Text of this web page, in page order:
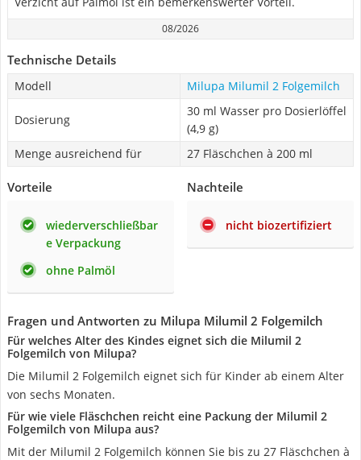
08/2026
Technische Details
Modell Milupa Milumil 2 Folgemilch
Dosierung
30 ml Wasser pro Dosierlöffel
(4,9 g)
Menge ausreichend für
27 Fläschchen à 200 ml
Vorteile
wiederverschließbar
e Verpackung
ohne Palmöl
Nachteile
nicht biozertifiziert
Fragen und Antworten zu Milupa Milumil 2 Folgemilch
Für welches Alter des Kindes eignet sich die Milumil 2
Folgemilch von Milupa?
Die Milumil 2 Folgemilch eignet sich für Kinder ab einem Alter
von sechs Monaten.
Für wie viele Fläschchen reicht eine Packung der Milumil 2
Folgemilch von Milupa aus?
Mit der Milumil 2 Folgemilch können Sie bis zu 27 Fläschchen à